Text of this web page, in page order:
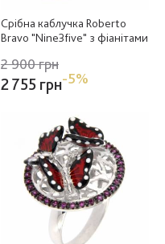
Срібна каблучка Roberto
Bravo "Nine3five" з фіанітами
2 900 грн
2 755 грн-5%